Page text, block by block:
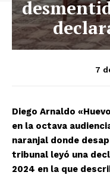
7
Diego Arnaldo
en la octava
naranjal donde
tribunal leyó una
2024 en la que